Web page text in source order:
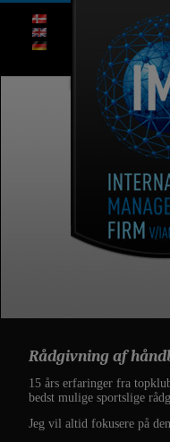
Rådgivning af
15 års erfaringer fra
bedst mulige sportslige
Jeg vil altid fokusere på